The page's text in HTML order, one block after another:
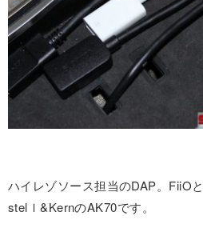
ハイレゾソース担当のDAP。FiiO
stelｌ&KernのAK70です。